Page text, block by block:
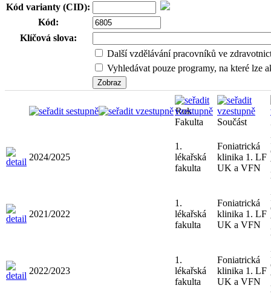
Kód varianty (CID):
Kód:
Klíčová slova:
Další vzdělávání pracovníků ve
Vyhledávat pouze programy, na které lze
Rok
Fakulta
Součást
2024/2025
1.
lékařská
fakulta
Foniatrická
klinika 1. LF
UK a VFN
2021/2022
1.
lékařská
fakulta
Foniatrická
klinika 1. LF
UK a VFN
2022/2023
1.
lékařská
fakulta
Foniatrická
klinika 1. LF
UK a VFN